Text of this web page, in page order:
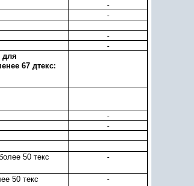
-
-
-
-
для
67 дтекс:
-
-
50 текс -
50 текс -